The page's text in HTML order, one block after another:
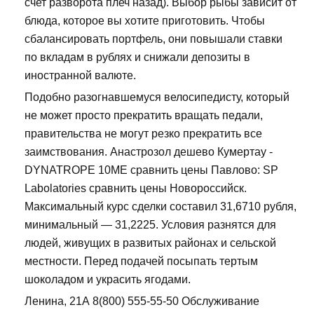
блюда, которое вы хотите приготовить. Чтобы
сбалансировать портфель, они повышали ставки
по вкладам в рублях и снижали депозиты в
иностранной валюте.
Подобно разогнавшемуся велосипедисту, который
не может просто прекратить вращать педали,
правительства не могут резко прекратить все
заимствования. Анастрозол дешево Кумертау -
DYNATROPE 10ME сравнить цены Павлово: SP
Labolatories сравнить цены Новороссийск.
Максимальный курс сделки составил 31,6710 рубля,
минимальный — 31,2225. Условия разнятся для
людей, живущих в развитых районах и сельской
местности. Перед подачей посыпать тертым
шоколадом и украсить ягодами.
Ленина, 21А 8(800) 555-55-50 Обслуживание